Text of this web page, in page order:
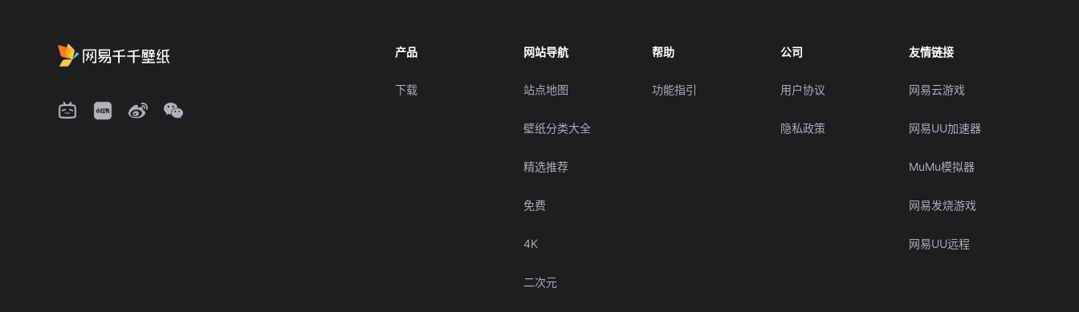
产品
下载
网站导航
站点地图
壁纸分类大全
精选推荐
免费
4K
二次元
帮助
功能指引
公司
用户协议
隐私政策
友情链接
网易云游戏
网易UU加速器
MuMu模拟器
网易发烧游戏
网易UU远程